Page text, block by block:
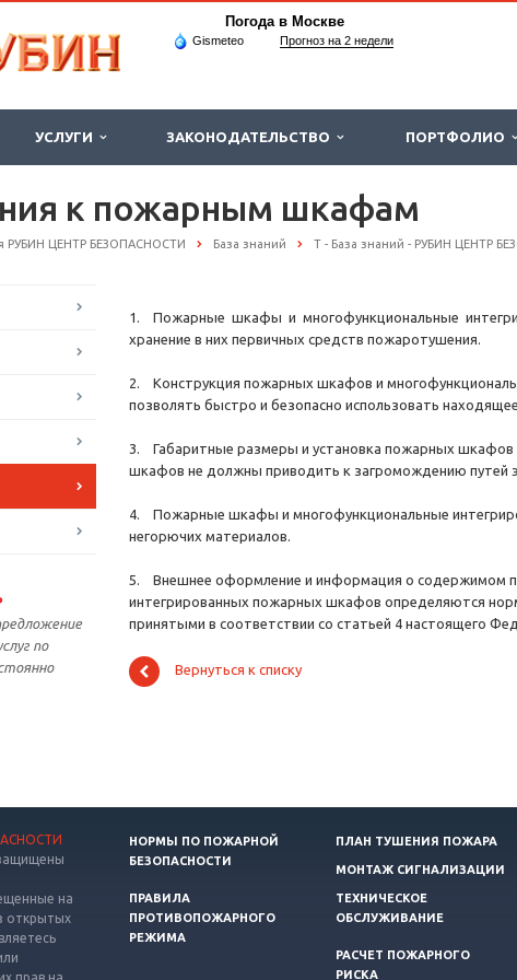
Погода в Москве
Gismeteo Прогноз на 2 недели
УСЛУГИ ЗАКОНОДАТЕЛЬСТВО ПОРТФОЛИО
к пожарным шкафам
РУБИН ЦЕНТР БЕЗОПАСНОСТИ База знаний Т - База знаний - РУБИН ЦЕНТР
по
1. Пожарные шкафы и многофункциональные
хранение в них первичных средств пожаротушения.
2. Конструкция пожарных шкафов и
позволять быстро и безопасно использовать
3. Габаритные размеры и установка пожарных
шкафов не должны приводить к загромождению путей
4. Пожарные шкафы и многофункциональные
негорючих материалов.
5. Внешнее оформление и информация о содержимом
интегрированных пожарных шкафов определяются
принятыми в соответствии со статьей 4 настоящего
Вернуться к списку
на
открытых
НОРМЫ ПО ПОЖАРНОЙ
БЕЗОПАСНОСТИ
ПЛАН ТУШЕНИЯ ПОЖАРА
МОНТАЖ СИГНАЛИЗАЦИИ
ПРАВИЛА
ПРОТИВОПОЖАРНОГО
РЕЖИМА
ТЕХНИЧЕСКОЕ
ОБСЛУЖИВАНИЕ
РАСЧЕТ ПОЖАРНОГО
РИСКА